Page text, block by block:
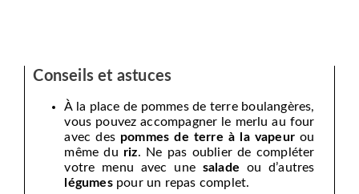
Conseils et astuces
À la place de pommes de terre boulangères,
vous pouvez accompagner le merlu au four
avec des pommes de terre à la vapeur ou
même du riz. Ne pas oublier de compléter
votre menu avec une salade ou d’autres
légumespour un repas complet.